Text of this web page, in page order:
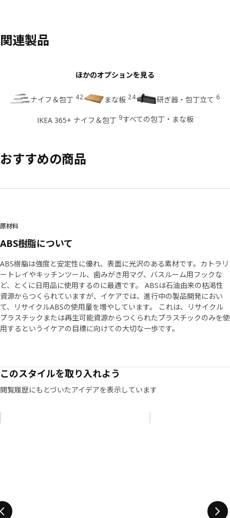
関連製品
ほかのオプションを見る
ナイフ＆包丁 42 まな板 24 研ぎ器・包丁立て 6
IKEA 365+ ナイフ＆包丁 9すべての包丁・まな板
おすすめの商品
原材料
ABS樹脂について
ABS樹脂は強度と安定性に優れ、表面に光沢のある素材です。カトラリ
ートレイやキッチンツール、歯みがき用マグ、バスルーム用フックな
ど、とくに日用品に使用するのに最適です。 ABSは石油由来の枯渇性
資源からつくられていますが、イケアでは、進行中の製品開発におい
て、リサイクルABSの使用量を増やしています。 これは、リサイクル
プラスチックまたは再生可能資源からつくられたプラスチックのみを使
用するというイケアの目標に向けての大切な一歩です。
このスタイルを取り入れよう
閲覧履歴にもとづいたアイデアを表示しています